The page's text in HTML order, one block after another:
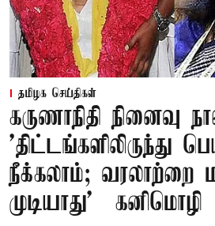
தமிழக செய்திகள்
கருணாநிதி நினைவு
'திட்டங்களிலிருந்து
நீக்கலாம்; வரலாற்றை
முடியாது' – கனிமொழி